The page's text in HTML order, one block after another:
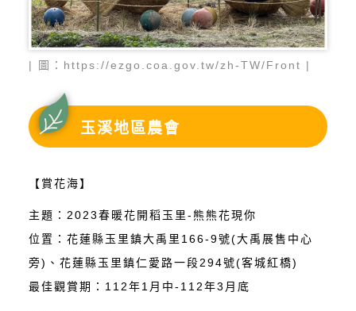
| 圖：https://ezgo.coa.gov.tw/zh-TW/Front |
玉溪地區農會
【賞花海】
主題：2023春暖花開稻玉里-熊熊花現你
位置：花蓮縣玉里鎮大禹里166-9號(大禹展售中心
旁)、花蓮縣玉里鎮仁愛路一段294號(客城紅橋)
最佳觀賞期：112年1月中-112年3月底